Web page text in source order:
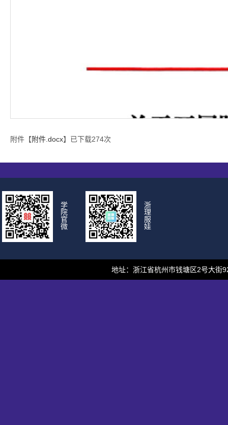
附件【附件.docx】已下载274次
学
院
官
微
浙
理
服
娃
地址：浙江省杭州市钱塘区2号大